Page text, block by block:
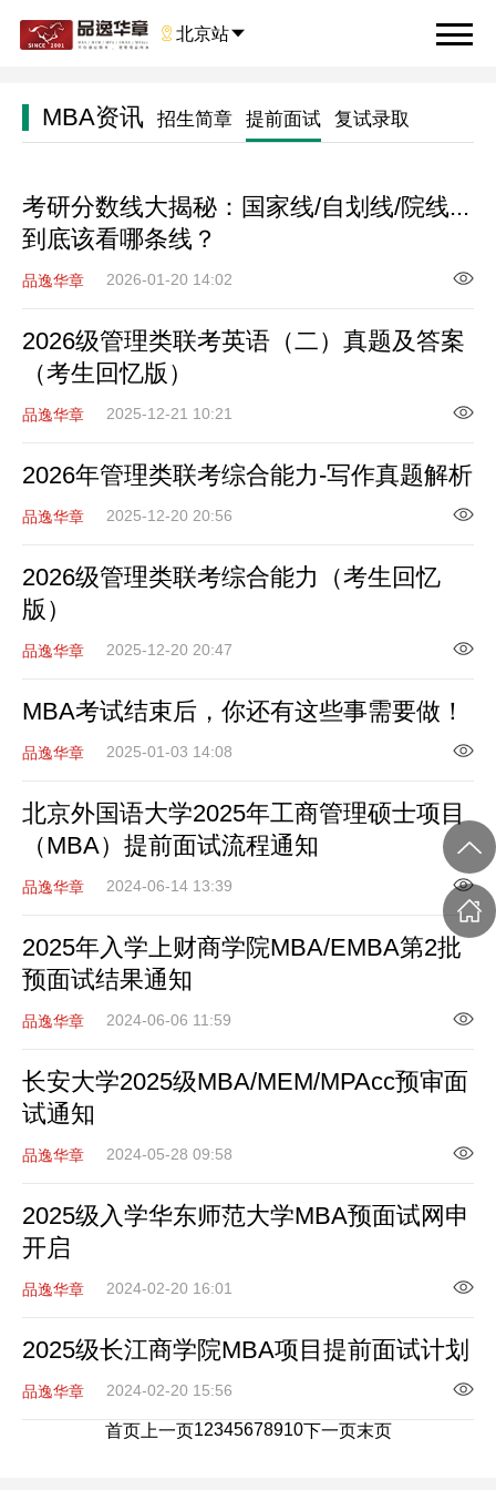
 北京站
MBA资讯 招生简章 提前面试 复试录取
考研分数线大揭秘：国家线/自划线/院线...
到底该看哪条线？
品逸华章 2026-01-20 14:02
2026级管理类联考英语（二）真题及答案
（考生回忆版）
品逸华章 2025-12-21 10:21
2026年管理类联考综合能力-写作真题解析
品逸华章 2025-12-20 20:56
2026级管理类联考综合能力（考生回忆
版）
品逸华章 2025-12-20 20:47
MBA考试结束后，你还有这些事需要做！
品逸华章 2025-01-03 14:08
北京外国语大学2025年工商管理硕士项目
（MBA）提前面试流程通知
品逸华章 2024-06-14 13:39
2025年入学上财商学院MBA/EMBA第2批
预面试结果通知
品逸华章 2024-06-06 11:59
长安大学2025级MBA/MEM/MPAcc预审面
试通知
品逸华章 2024-05-28 09:58
2025级入学华东师范大学MBA预面试网申
开启
品逸华章 2024-02-20 16:01
2025级长江商学院MBA项目提前面试计划
品逸华章 2024-02-20 15:56
首页上一页12345678910下一页末页